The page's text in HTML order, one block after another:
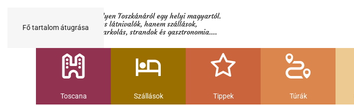
Fő tartalom átugrása
Minden egy helyen Toszkánáról egy helyi magyartól.
Nemcsak a híres látnivalók, hanem szállások,
múzeumok és parkolás, strandok és gasztronomia....
Toscana Szállások Tippek Túrák